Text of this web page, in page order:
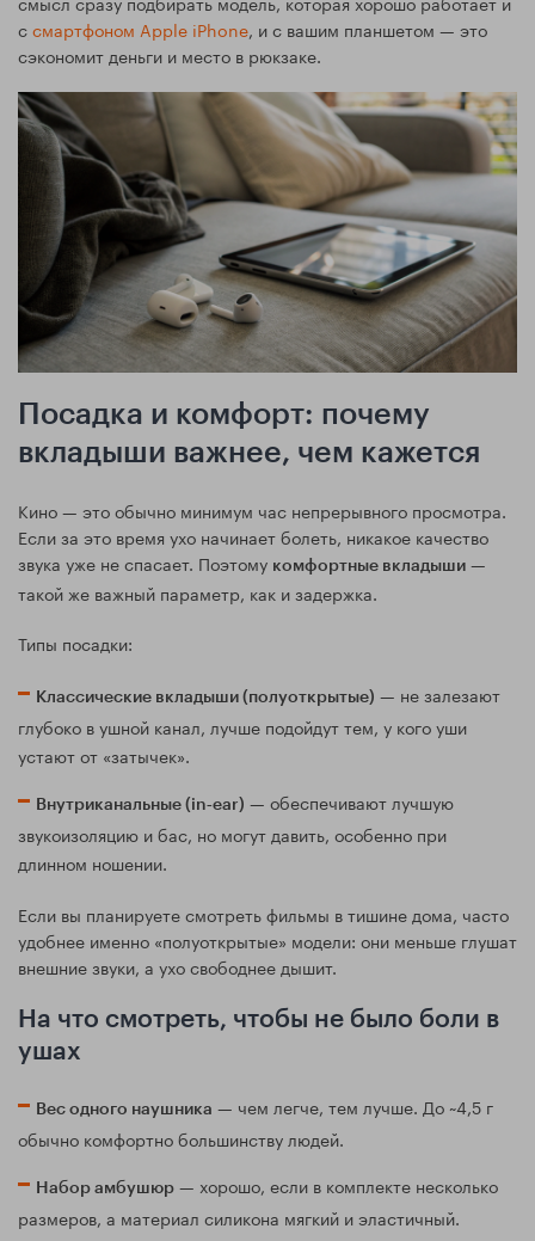
ссмартфоном Apple iPhone, и с вашим планшетом — это
сэкономит деньги и место в рюкзаке.
Посадка и комфорт: почему
вкладыши важнее, чем кажется
Кино — это обычно минимум час непрерывного просмотра.
Если за это время ухо начинает болеть, никакое качество
звука уже не спасает. Поэтому комфортные вкладыши —
такой же важный параметр, как и задержка.
Типы посадки:
Классические вкладыши (полуоткрытые) — не залезают
глубоко в ушной канал, лучше подойдут тем, у кого уши
устают от «затычек».
Внутриканальные (in‑ear) — обеспечивают лучшую
звукоизоляцию и бас, но могут давить, особенно при
длинном ношении.
Если вы планируете смотреть фильмы в тишине дома, часто
удобнее именно «полуоткрытые» модели: они меньше глушат
внешние звуки, а ухо свободнее дышит.
На что смотреть, чтобы не было боли в
ушах
Вес одного наушника — чем легче, тем лучше. До ~4,5 г
обычно комфортно большинству людей.
Набор амбушюр — хорошо, если в комплекте несколько
размеров, а материал силикона мягкий и эластичный.